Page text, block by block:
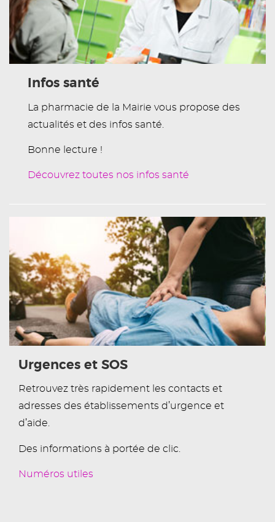
Infos santé
La pharmacie de la Mairie vous propose des
actualités et des infos santé.
Bonne lecture !
Découvrez toutes nos infos santé
Urgences et SOS
Retrouvez très rapidement les contacts et
adresses des établissements d’urgence et
d’aide.
Des informations à portée de clic.
Numéros utiles